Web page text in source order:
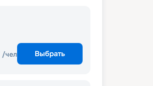
/чел Выбрать